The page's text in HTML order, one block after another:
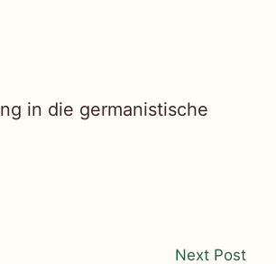
in die germanistische
Next PostNext